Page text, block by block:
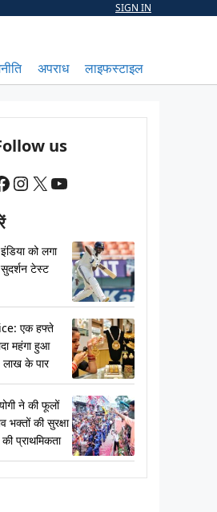
SIGN IN
अपराध लाइफस्टाइल
us
Instagram
X YouTube
को लगा
टेस्ट
एक हफ्ते
महंगा हुआ
लाख के पार
ने की फूलों
भक्तों की सुरक्षा
प्राथमिकता